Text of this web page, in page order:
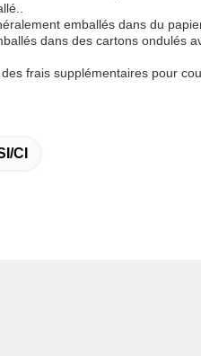
emballés dans du
dans des cartons ondulés
frais supplémentaires pour
CI